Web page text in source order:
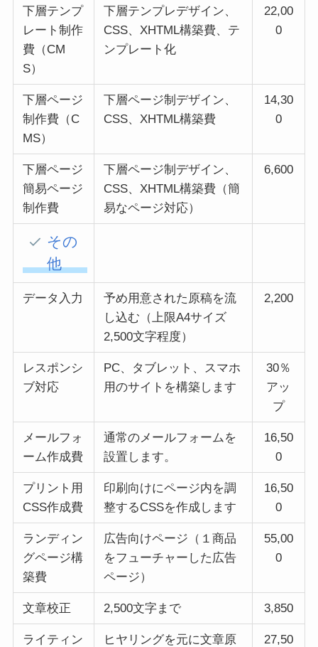
下層テンプ
レート制作
費（CM
S）
下層テンプレデザイン、
CSS、XHTML構築費、テ
ンプレート化
22,00
0
下層ページ
制作費（C
MS）
下層ページ制デザイン、
CSS、XHTML構築費
14,30
0
下層ページ
簡易ページ
制作費
下層ページ制デザイン、
CSS、XHTML構築費（簡
易なページ対応）
6,600
その
他
データ入力
予め用意された原稿を流
し込む（上限A4サイズ
2,500文字程度）
2,200
レスポンシ
ブ対応
PC、タブレット、スマホ
用のサイトを構築します
30％
アッ
プ
メールフォ
ーム作成費
通常のメールフォームを
設置します。
16,50
0
プリント用
CSS作成費
印刷向けにページ内を調
整するCSSを作成します
16,50
0
ランディン
グページ構
築費
広告向けページ（１商品
をフューチャーした広告
ページ）
55,00
0
文章校正 2,500文字まで 3,850
ライティン
ヒヤリングを元に文章原
27,50